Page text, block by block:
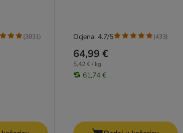
(3031)
64,99 €
5,42 € / kg
61,74 €
Ocjena: 4.7/5 (433)